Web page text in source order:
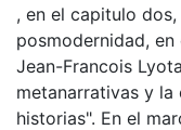
, en el capitulo
posmodernidad,
Jean-Francois
metanarrativas y la
historias". En el